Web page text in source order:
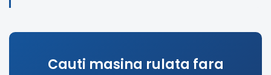
Cauti masina rulata fara